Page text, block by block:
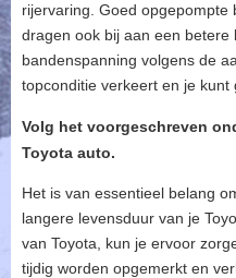
rijervaring. Goed
dragen ook bij aan een
bandenspanning volgens de
topconditie verkeert en je
Volg het voorgeschreven
Toyota auto.
Het is van essentieel belang
langere levensduur van je
van Toyota, kun je ervoor
tijdig worden opgemerkt en